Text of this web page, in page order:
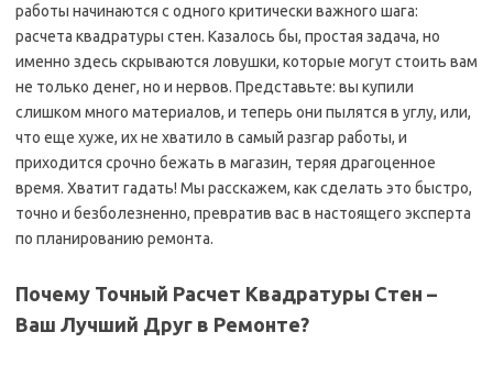
работы начинаются с одного критически важного шага:
расчета квадратуры стен. Казалось бы, простая задача, но
именно здесь скрываются ловушки, которые могут стоить вам
не только денег, но и нервов. Представьте: вы купили
слишком много материалов, и теперь они пылятся в углу, или,
что еще хуже, их не хватило в самый разгар работы, и
приходится срочно бежать в магазин, теряя драгоценное
время. Хватит гадать! Мы расскажем, как сделать это быстро,
точно и безболезненно, превратив вас в настоящего эксперта
по планированию ремонта.
Почему Точный Расчет Квадратуры Стен –
Ваш Лучший Друг в Ремонте?